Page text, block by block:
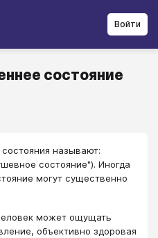
Войти
состояние
называют:
состояние"). Иногда
могут существенно
может ощущать
объективно здоровая